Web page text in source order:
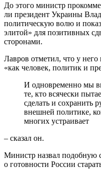
До этого министр
ли президент Украины
политическую волю и
элитой» для позитивных
сторонами.
Лавров отметил, что у
«как человек, политик и
И одновременно мы
те, кто всячески
сделать и сохранить
внешней политике,
многих устраивает
– сказал он.
Министр назвал подобную
о готовности России